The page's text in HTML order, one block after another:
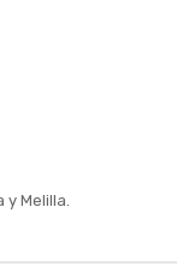
Melilla.